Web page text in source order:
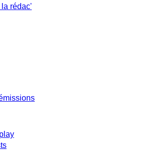
la rédac'